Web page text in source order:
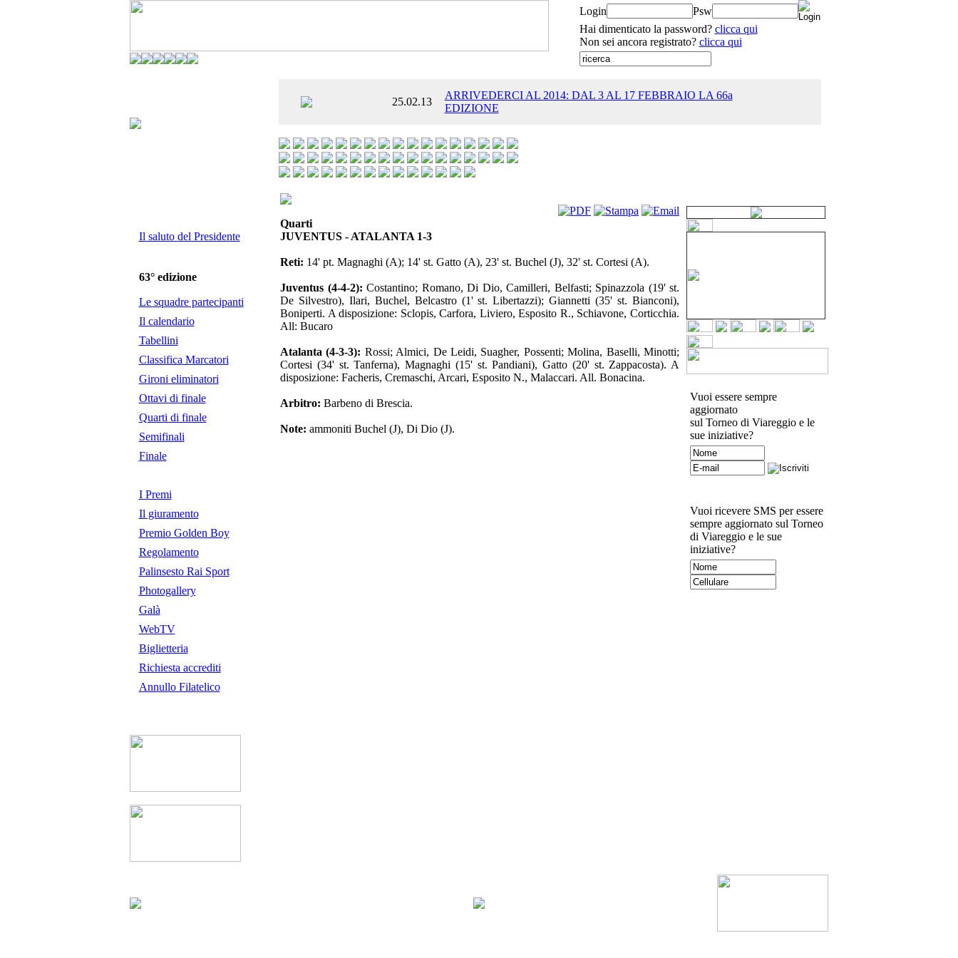
Login
Psw
Hai dimenticato la password? clicca qui
Non sei ancora registrato? clicca qui
25.02.13
ARRIVEDERCI AL 2014: DAL 3 AL 17 FEBBRAIO LA 66a
EDIZIONE
Il saluto del Presidente
63° edizione
Le squadre partecipanti
Il calendario
Tabellini
Classifica Marcatori
Gironi eliminatori
Ottavi di finale
Quarti di finale
Semifinali
Finale
I Premi
Il giuramento
Premio Golden Boy
Regolamento
Palinsesto Rai Sport
Photogallery
Galà
WebTV
Biglietteria
Richiesta accrediti
Annullo Filatelico
Quarti
JUVENTUS - ATALANTA 1-3
Reti: 14' pt. Magnaghi (A); 14' st. Gatto (A), 23' st. Buchel (J), 32' st. Cortesi (A).
Juventus (4-4-2): Costantino; Romano, Di Dio, Camilleri, Belfasti; Spinazzola (19' st.
De Silvestro), Ilari, Buchel, Belcastro (1' st. Libertazzi); Giannetti (35' st. Bianconi),
Boniperti. A disposizione: Sclopis, Carfora, Liviero, Esposito R., Schiavone, Corticchia.
All: Bucaro
Atalanta (4-3-3): Rossi; Almici, De Leidi, Suagher, Possenti; Molina, Baselli, Minotti;
Cortesi (34' st. Tanferna), Magnaghi (15' st. Pandiani), Gatto (20' st. Zappacosta). A
disposizione: Facheris, Cremaschi, Arcari, Esposito N., Malaccari. All. Bonacina.
Arbitro: Barbeno di Brescia.
Note: ammoniti Buchel (J), Di Dio (J).
Vuoi essere sempre
aggiornato
sul Torneo di Viareggio e le
sue iniziative?
Vuoi ricevere SMS per essere
sempre aggiornato sul Torneo
di Viareggio e le sue
iniziative?